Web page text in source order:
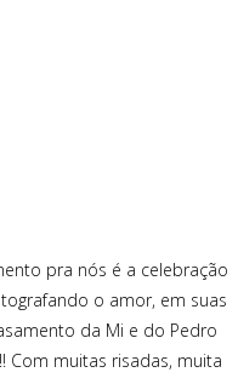
pra nós é a celebração
o amor, em suas
da Mi e do Pedro
Com muitas risadas, muita